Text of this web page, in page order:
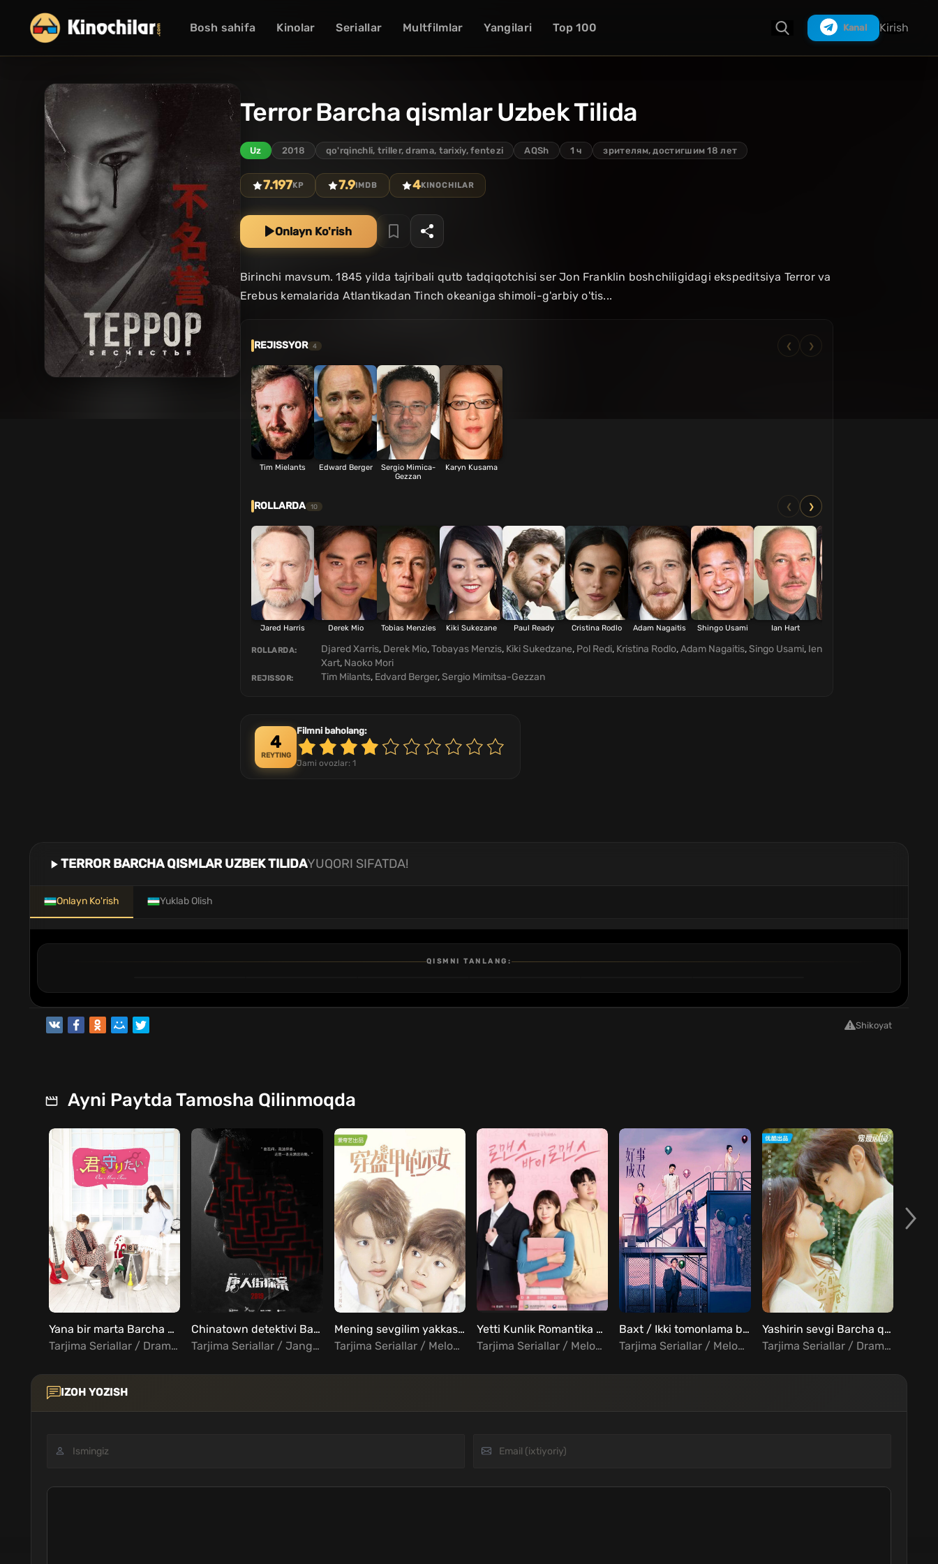
Bosh sahifa Kinolar Seriallar Multfilmlar Yangilari Top 100 Kanal Kirish
Terror Barcha qismlar Uzbek Tilida
Uz 2018 qo'rqinchli, triller, drama, tarixiy, fentezi AQSh 1 ч зрителям, достигшим 18 лет
7.197KP 7.9IMDB 4KINOCHILAR
Onlayn Ko'rish
Birinchi mavsum. 1845 yilda tajribali qutb tadqiqotchisi ser Jon Franklin boshchiligidagi ekspeditsiya Terror va
Erebus kemalarida Atlantikadan Tinch okeaniga shimoli-g'arbiy o'tis...
REJISSYOR 4 ❮ ❯
Tim Mielants Edward Berger
Sergio Mimica-
Gezzan
Karyn Kusama
ROLLARDA 10 ❮ ❯
Jared Harris Derek Mio Tobias Menzies Kiki Sukezane Paul Ready Cristina Rodlo Adam Nagaitis Shingo Usami Ian Hart
ROLLARDA: Djared Xarris, Derek Mio,Tobayas Menzis, Kiki Sukedzane, Pol Redi, Kristina Rodlo,Adam Nagaitis,Singo Usami, Ien
Xart, Naoko Mori
REJISSOR: Tim Milants, Edvard Berger,Sergio Mimitsa-Gezzan
4
REYTING
Filmni baholang:
Jami ovozlar: 1
TERROR BARCHA QISMLAR UZBEK TILIDAYUQORI SIFATDA!
Onlayn Ko'rish Yuklab Olish
QISMNI TANLANG:
1 2 3 4 5 6
Shikoyat
Ayni Paytda Tamosha Qilinmoqda
Yana bir marta Barcha Qismlar Uzbek Tilida Koreya seriali
Tarjima Seriallar / Drama / Xorij Seriallar Uzbek Tilida
Chinatown detektivi Barcha qismlar Uzbek Tilida
Tarjima Seriallar / Jangari / Detektiv / Komediya / Kriminal / Xorij Seriallar Uzbek Tilida
Mening sevgilim yakkashox Barcha qismlar Uzbek Tilida
Tarjima Seriallar / Melodrama / Xorij Seriallar Uzbek Tilida
Yetti Kunlik Romantika Barcha qismlar Uzbek Tilida
Tarjima Seriallar / Melodrama / Xorij Seriallar Uzbek Tilida
Baxt / Ikki tomonlama baxt / Ittifoq Barcha qismlar Uzbek Tilida
Tarjima Seriallar / Melodrama / Xorij Seriallar Uzbek Tilida
Yashirin sevgi Barcha qismlar Uzbek Tilida
Tarjima Seriallar / Drama / Melodrama / Xorij Seriallar Uzbek Tilida
IZOH YOZISH